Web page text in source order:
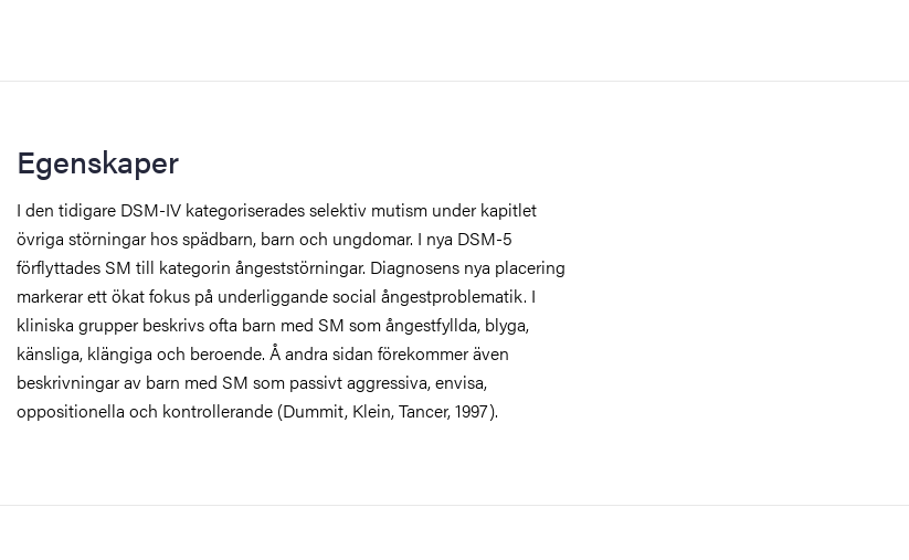
Egenskaper
I den tidigare DSM-IV kategoriserades selektiv mutism under kapitlet
övriga störningar hos spädbarn, barn och ungdomar. I nya DSM-5
förflyttades SM till kategorin ångeststörningar. Diagnosens nya placering
markerar ett ökat fokus på underliggande social ångestproblematik. I
kliniska grupper beskrivs ofta barn med SM som ångestfyllda, blyga,
känsliga, klängiga och beroende. Å andra sidan förekommer även
beskrivningar av barn med SM som passivt aggressiva, envisa,
oppositionella och kontrollerande (Dummit, Klein, Tancer, 1997).